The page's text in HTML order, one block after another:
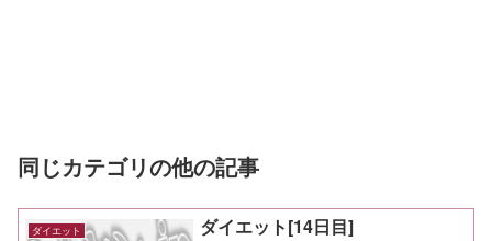
同じカテゴリの他の記事
ダイエット ダイエット[14日目]